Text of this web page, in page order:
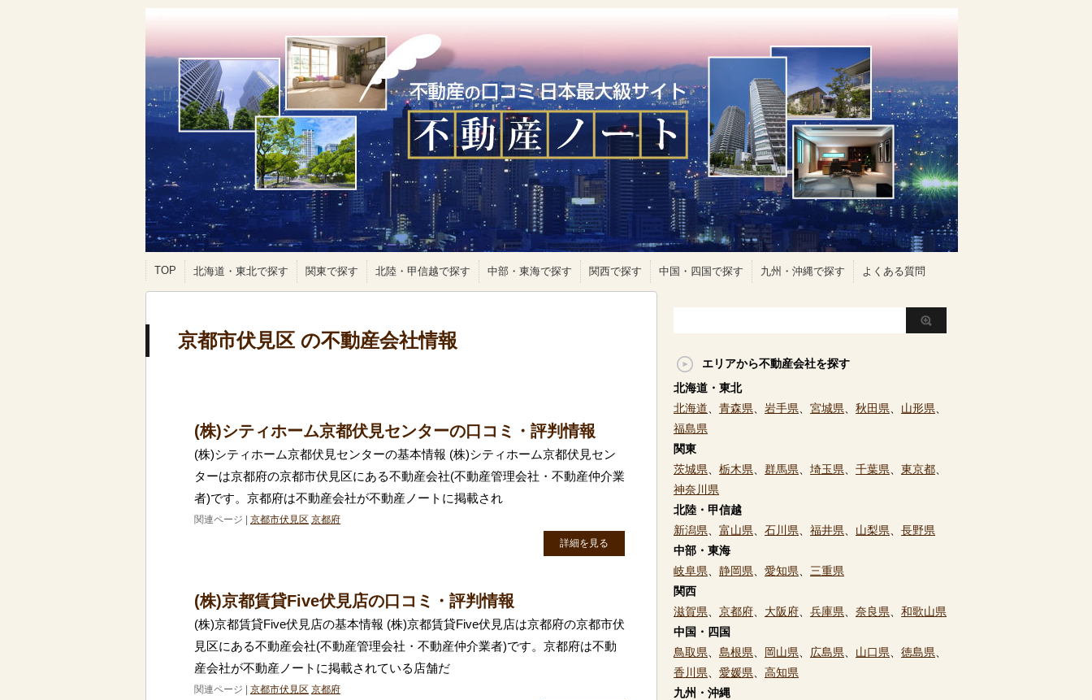
TOP 北海道・東北で探す 関東で探す 北陸・甲信越で探す 中部・東海で探す 関西で探す 中国・四国で探す 九州・沖縄で探す よくある質問
京都市伏見区 の不動産会社情報
(株)シティホーム京都伏見センターの口コミ・評判情報
(株)シティホーム京都伏見センターの基本情報 (株)シティホーム京都伏見セン
ターは京都府の京都市伏見区にある不動産会社(不動産管理会社・不動産仲介業
者)です。京都府は不動産会社が不動産ノートに掲載され
関連ページ | 京都市伏見区 京都府
詳細を見る
(株)京都賃貸Five伏見店の口コミ・評判情報
(株)京都賃貸Five伏見店の基本情報 (株)京都賃貸Five伏見店は京都府の京都市伏
見区にある不動産会社(不動産管理会社・不動産仲介業者)です。京都府は不動
産会社が不動産ノートに掲載されている店舗だ
関連ページ | 京都市伏見区 京都府
エリアから不動産会社を探す
北海道・東北
北海道
青森県 岩手県 宮城県 秋田県 山形県
福島県
関東
茨城県
栃木県 群馬県 埼玉県 千葉県 東京都
神奈川県
北陸・甲信越
新潟県
富山県 石川県 福井県 山梨県
長野県
中部・東海
岐阜県
静岡県 愛知県
三重県
関西
滋賀県
京都府 大阪府 兵庫県 奈良県
和歌山県
中国・四国
鳥取県
島根県 岡山県 広島県 山口県 徳島県
香川県
愛媛県
高知県
九州・沖縄